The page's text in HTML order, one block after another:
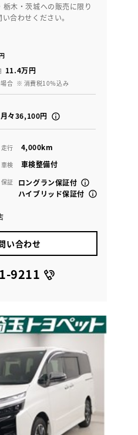
木・茨城への販売に限り
合わせください。
11.4万円
合 ※ 消費税10％込み
々36,100円
走行 4,000km
車検 車検整備付
保証
ロングラン保証付
ハイブリッド保証付
い合わせ
9211